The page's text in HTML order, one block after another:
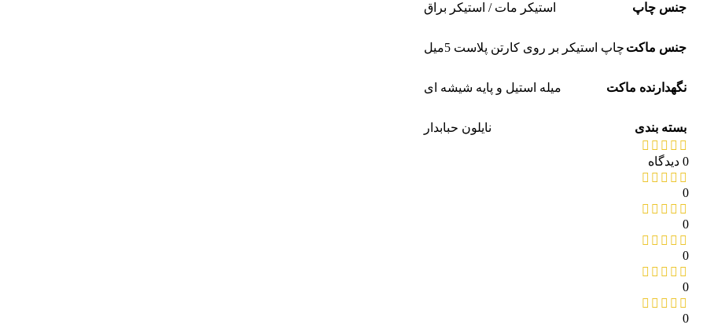
جنس چاپ استیکر مات / استیکر براق
جنس ماکت چاپ استیکر بر روی کارتن پلاست 5میل
نگهدارنده ماکت میله استیل و پایه شیشه ای
بسته بندی نایلون حبابدار
0 دیدگاه
0
0
0
0
0